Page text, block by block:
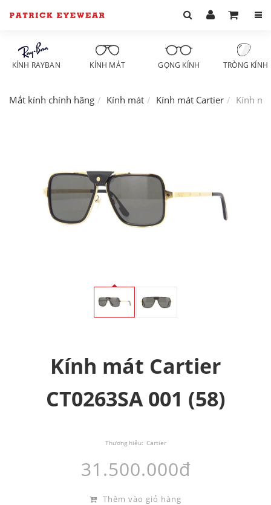
KÍNH RAYBAN KÍNH MÁT GỌNG KÍNH TRÒNG KÍNH
Mắt kính chính hãng Kính mát Kính mát Cartier Kính
Kính mát Cartier
CT0263SA 001 (58)
Thương hiệu: Cartier
31.500.000đ
Thêm vào giỏ hàng